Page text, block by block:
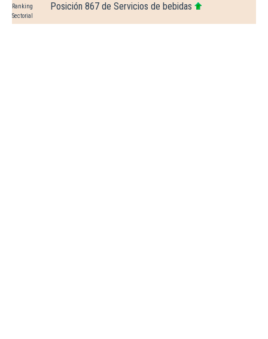
Ranking
Sectorial
Posición 867 de Servicios de bebidas